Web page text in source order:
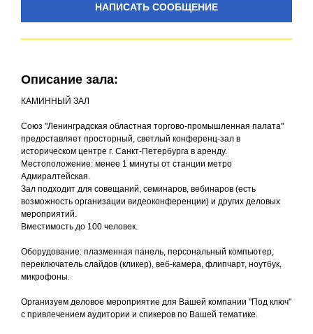
НАПИСАТЬ СООБЩЕНИЕ
Описание зала:
КАМИННЫЙ ЗАЛ
Союз "Ленинградская областная торгово-промышленная палата"
предоставляет просторный, светлый конференц-зал в
историческом центре г. Санкт-Петербурга в аренду.
Местоположение: менее 1 минуты от станции метро
Адмиралтейская.
Зал подходит для совещаний, семинаров, вебинаров (есть
возможность организации видеоконференции) и других деловых
мероприятий.
Вместимость до 100 человек.
Оборудование: плазменная панель, персональный компьютер,
переключатель слайдов (кликер), веб-камера, флипчарт, ноутбук,
микрофоны.
Организуем деловое мероприятие для Вашей компании "Под ключ"
с привлечением аудитории и спикеров по Вашей тематике.